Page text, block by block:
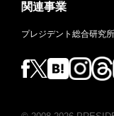
関連事業
プレジデント総合研究所